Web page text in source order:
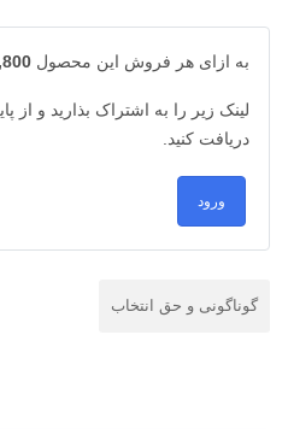
به ازای هر فروش این محصول
لینک زیر را به اشتراک بذارید و از
دریافت کنید.
ورود
گوناگونی و حق انتخاب